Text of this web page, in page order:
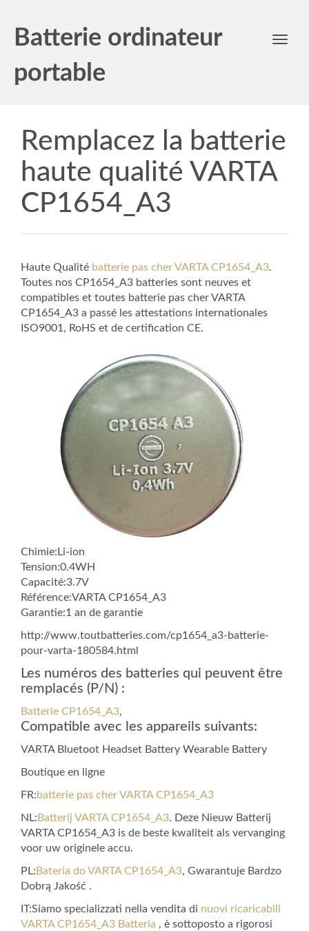
Batterie ordinateur
portable
Toggle
Remplacez la batterie
haute qualité VARTA
CP1654_A3
Haute Qualité batterie pas cher VARTA CP1654_A3.
Toutes nos CP1654_A3 batteries sont neuves et
compatibles et toutes batterie pas cher VARTA
CP1654_A3 a passé les attestations internationales
ISO9001, RoHS et de certification CE.
Chimie:Li-ion
Tension:0.4WH
Capacité:3.7V
Référence:VARTA CP1654_A3
Garantie:1 an de garantie
http://www.toutbatteries.com/cp1654_a3-batterie-
pour-varta-180584.html
Les numéros des batteries qui peuvent être
remplacés (P/N) :
Batterie CP1654_A3,
Compatible avec les appareils suivants:
VARTA Bluetoot Headset Battery Wearable Battery
Boutique en ligne
FR:batterie pas cher VARTA CP1654_A3
NL: Batterij VARTA CP1654_A3. Deze Nieuw Batterij
VARTA CP1654_A3 is de beste kwaliteit als vervanging
voor uw originele accu.
PL: Bateria do VARTA CP1654_A3, Gwarantuje Bardzo
Dobrą Jakość .
IT:Siamo specializzati nella vendita di nuovi ricaricabili
VARTA CP1654_A3 Batteria , è sottoposto a rigorosi